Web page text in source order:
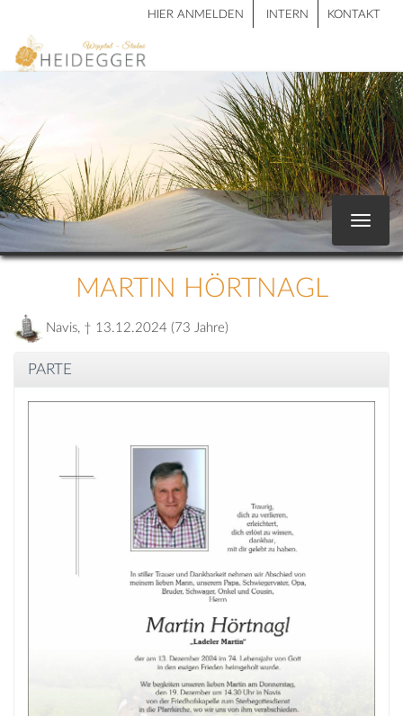
HIER ANMELDEN INTERN KONTAKT
Toggle
MARTIN HÖRTNAGL
Navis, † 13.12.2024 (73 Jahre)
PARTE